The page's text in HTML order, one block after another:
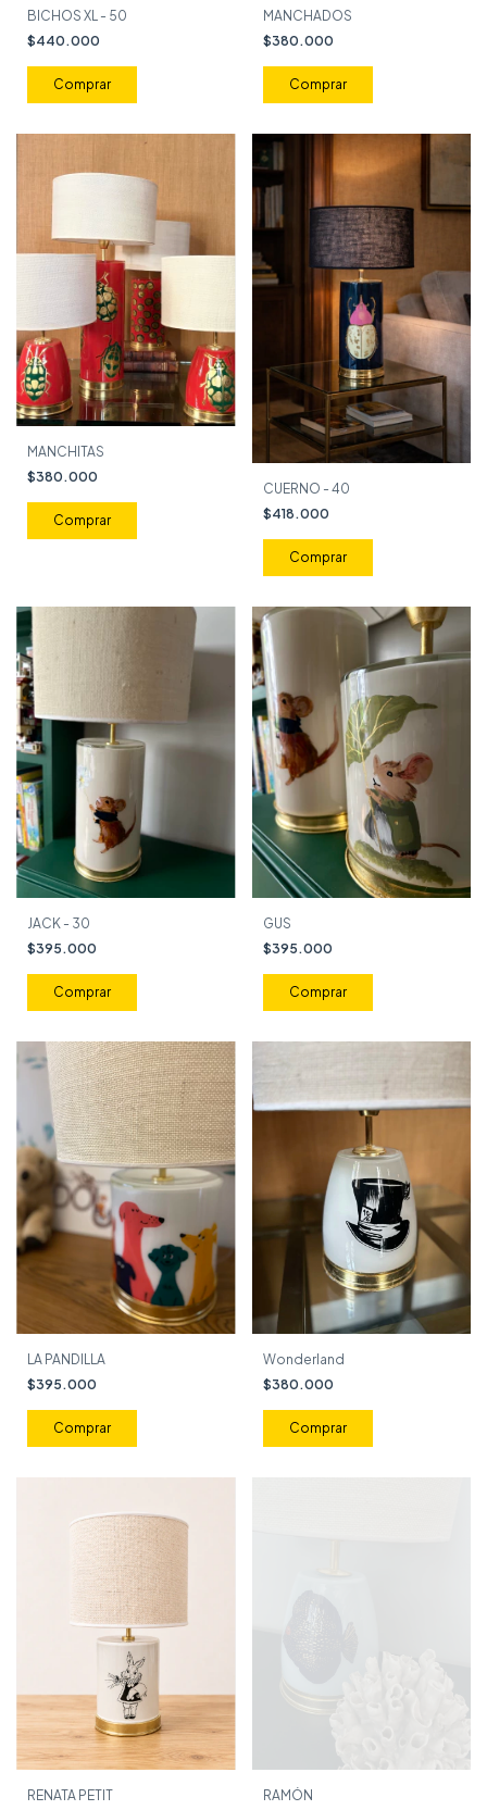
BICHOS XL - 50
$440.000
Comprar
MANCHADOS
$380.000
MANCHITAS
$380.000
CUERNO - 40
$418.000
JACK - 30
$395.000
GUS
$395.000
LA PANDILLA
$395.000
Wonderland
$380.000
RENATA PETIT
RAMÓN